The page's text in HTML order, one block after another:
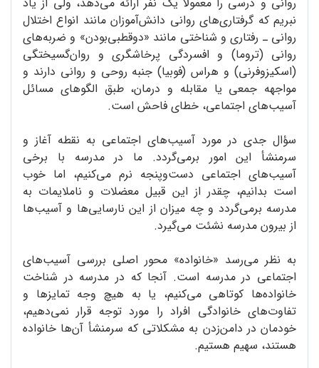
نبریم که گرفتاری‌های روانی دانش‌آموزان مانند انواع اختلال
روانی ـ رفتاری و شناختی مانند «دوقطبی‌بودن» و ضربه‌های
روانی (تروما) و افسردگی پرخاشگری و روان‌گسیختگی
(اسکیزوفرنی) و هراس (فوبیا) جنبه روحی و روانی دارند و
مواجهه جمعی یا مقابله و درمان، طبق الگوهای مسائل
آسیب‌های اجتماعی، خطای فاحش است.
سؤال جدی در مورد آسیب‌های اجتماعی به نقطه آغاز و
سرمنشأ این امور برمی‌گردد. ما در مدرسه با برخی
آسیب‌های اجتماعی دست‌وپنجه نرم می‌کنیم، اما خوب
است بدانیم، چقدر از این قبیل معضلات و ناملایمات به
مدرسه برمی‌گردد و چه میزان از این نارسایی‌ها و آسیب‌ها
از بیرون مدرسه نشئت می‌گیرد.
به نظر می‌رسد «خانواده» محور اصلی بررسی آسیب‌های
اجتماعی در مدرسه است. آنجا که در مدرسه در شناخت
خانواده‌ها کوتاهی می‌کنیم، یا به ‌هیچ ‌وجه تمایزها و
تفاوت‌های خانوادگی افراد را مورد توجه قرار نمی‌دهیم،
خودمان در دامن‌زدن به مشکلاتی که سرمنشأ آن‌ها خانواده
هستند، سهیم هستیم.